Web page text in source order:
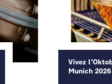
Vivez
Munich 2026